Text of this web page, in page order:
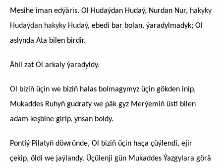
Mesihe iman edýäris. Ol Hudaýdan Hudaý, Nurdan Nur, hakyky
Hudaýdan hakyky Hudaý, ebedi bar bolan, ýaradylmadyk; Ol
aslynda Ata bilen birdir.
Ähli zat Ol arkaly ýaradyldy.
Ol biziň üçin we biziň halas bolmagymyz üçin gökden inip,
Mukaddes Ruhyň gudraty we päk gyz Merýemiň üsti bilen
adam keşbine girip, ynsan boldy.
Pontiý Pilatyň döwründe, Ol biziň üçin haça çüýlendi, ejir
çekip, öldi we jaýlandy. Üçülenji gün Mukaddes Ýazgylara görä